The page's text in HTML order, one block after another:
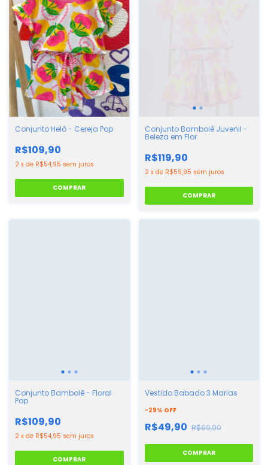
Conjunto Helô - Cereja Pop
R$109,90
2 x de R$54,95 sem juros
COMPRAR
Conjunto Bambolê Juvenil -
Beleza em Flor
R$119,90
2 x de R$59,95 sem juros
COMPRAR
Conjunto Bambolê - Floral
Pop
R$109,90
2 x de R$54,95 sem juros
COMPRAR
Vestido Babado 3 Marias
-29% OFF
R$49,90 R$69,90
COMPRAR